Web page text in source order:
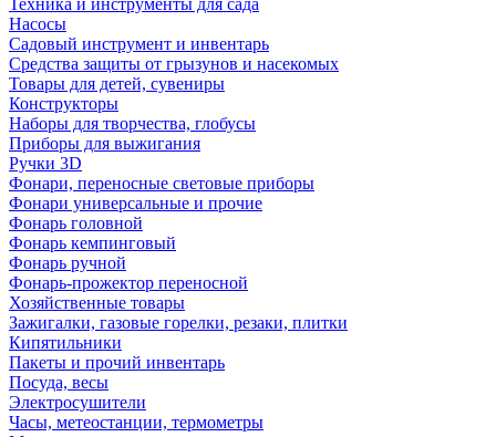
Техника и инструменты для сада
Насосы
Садовый инструмент и инвентарь
Средства защиты от грызунов и насекомых
Товары для детей, сувениры
Конструкторы
Наборы для творчества, глобусы
Приборы для выжигания
Ручки 3D
Фонари, переносные световые приборы
Фонари универсальные и прочие
Фонарь головной
Фонарь кемпинговый
Фонарь ручной
Фонарь-прожектор переносной
Хозяйственные товары
Зажигалки, газовые горелки, резаки, плитки
Кипятильники
Пакеты и прочий инвентарь
Посуда, весы
Электросушители
Часы, метеостанции, термометры